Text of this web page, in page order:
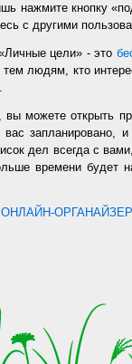
нажмите кнопку
с другими
цели» - это
людям, кто
вы можете открыть
запланировано,
дел всегда с
времени будет